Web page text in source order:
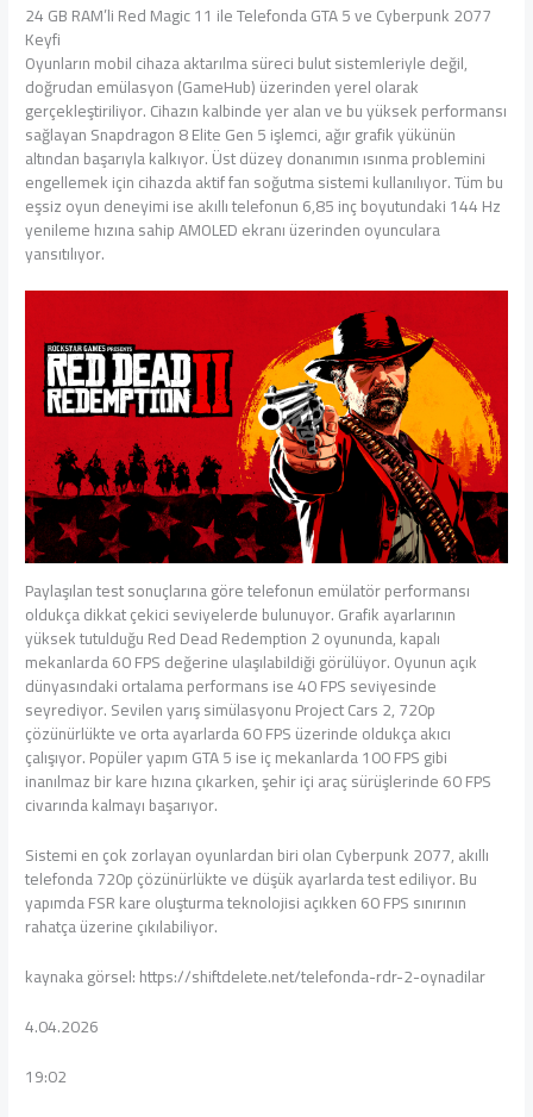
24 GB RAM’li Red Magic 11 ile Telefonda GTA 5 ve Cyberpunk 2077
Keyfi
Oyunların mobil cihaza aktarılma süreci bulut sistemleriyle değil,
doğrudan emülasyon (GameHub) üzerinden yerel olarak
gerçekleştiriliyor. Cihazın kalbinde yer alan ve bu yüksek performansı
sağlayan Snapdragon 8 Elite Gen 5 işlemci, ağır grafik yükünün
altından başarıyla kalkıyor. Üst düzey donanımın ısınma problemini
engellemek için cihazda aktif fan soğutma sistemi kullanılıyor. Tüm bu
eşsiz oyun deneyimi ise akıllı telefonun 6,85 inç boyutundaki 144 Hz
yenileme hızına sahip AMOLED ekranı üzerinden oyunculara
yansıtılıyor.
Paylaşılan test sonuçlarına göre telefonun emülatör performansı
oldukça dikkat çekici seviyelerde bulunuyor. Grafik ayarlarının
yüksek tutulduğu Red Dead Redemption 2 oyununda, kapalı
mekanlarda 60 FPS değerine ulaşılabildiği görülüyor. Oyunun açık
dünyasındaki ortalama performans ise 40 FPS seviyesinde
seyrediyor. Sevilen yarış simülasyonu Project Cars 2, 720p
çözünürlükte ve orta ayarlarda 60 FPS üzerinde oldukça akıcı
çalışıyor. Popüler yapım GTA 5 ise iç mekanlarda 100 FPS gibi
inanılmaz bir kare hızına çıkarken, şehir içi araç sürüşlerinde 60 FPS
civarında kalmayı başarıyor.
Sistemi en çok zorlayan oyunlardan biri olan Cyberpunk 2077, akıllı
telefonda 720p çözünürlükte ve düşük ayarlarda test ediliyor. Bu
yapımda FSR kare oluşturma teknolojisi açıkken 60 FPS sınırının
rahatça üzerine çıkılabiliyor.
kaynaka görsel: https://shiftdelete.net/telefonda-rdr-2-oynadilar
4.04.2026
19:02